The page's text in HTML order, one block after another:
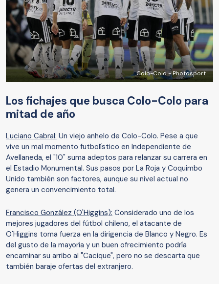
Colo-Colo - Photosport
Los fichajes que busca Colo-Colo para
mitad de año
Luciano Cabral: Un viejo anhelo de Colo-Colo. Pese a que
vive un mal momento futbolístico en Independiente de
Avellaneda, el "10" suma adeptos para relanzar su carrera en
el Estadio Monumental. Sus pasos por La Roja y Coquimbo
Unido también son factores, aunque su nivel actual no
genera un convencimiento total.
Francisco González (O'Higgins): Considerado uno de los
mejores jugadores del fútbol chileno, el atacante de
O'Higgins toma fuerza en la dirigencia de Blanco y Negro. Es
del gusto de la mayoría y un buen ofrecimiento podría
encaminar su arribo al "Cacique", pero no se descarta que
también baraje ofertas del extranjero.